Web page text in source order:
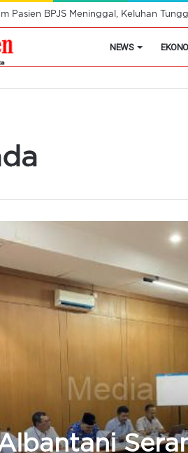
Pasien BPJS Meninggal, Keluhan
NEWS